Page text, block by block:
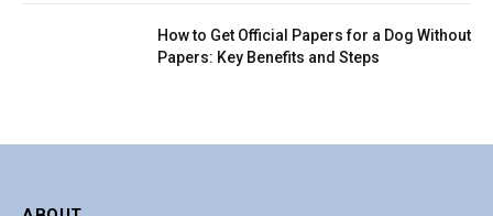
How to Get Official Papers for a Dog Without
Papers: Key Benefits and Steps